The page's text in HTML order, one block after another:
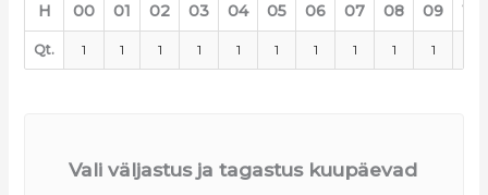
H 00 01 02 03 04 05 06 07 08 09 10
Qt. 1 1 1 1 1 1 1 1 1 1
Vali väljastus ja tagastus kuupäevad